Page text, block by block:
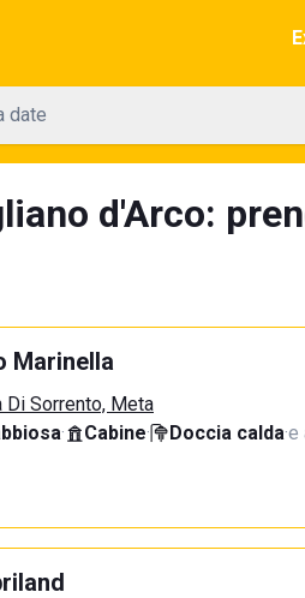
date
d'Arco:
Marinella
Di Sorrento, Meta
· Cabine· Doccia calda·e